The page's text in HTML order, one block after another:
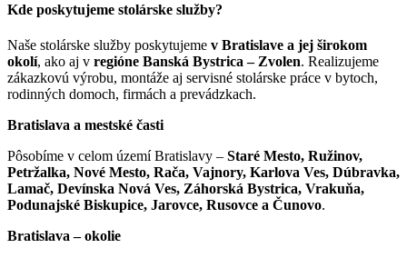
Kde poskytujeme stolárske služby?
Naše stolárske služby poskytujeme v Bratislave a jej širokom
okolí, ako aj v regióne Banská Bystrica – Zvolen. Realizujeme
zákazkovú výrobu, montáže aj servisné stolárske práce v bytoch,
rodinných domoch, firmách a prevádzkach.
Bratislava a mestské časti
Pôsobíme v celom území Bratislavy – Staré Mesto, Ružinov,
Petržalka, Nové Mesto, Rača, Vajnory, Karlova Ves, Dúbravka,
Lamač, Devínska Nová Ves, Záhorská Bystrica, Vrakuňa,
Podunajské Biskupice, Jarovce, Rusovce a Čunovo.
Bratislava – okolie